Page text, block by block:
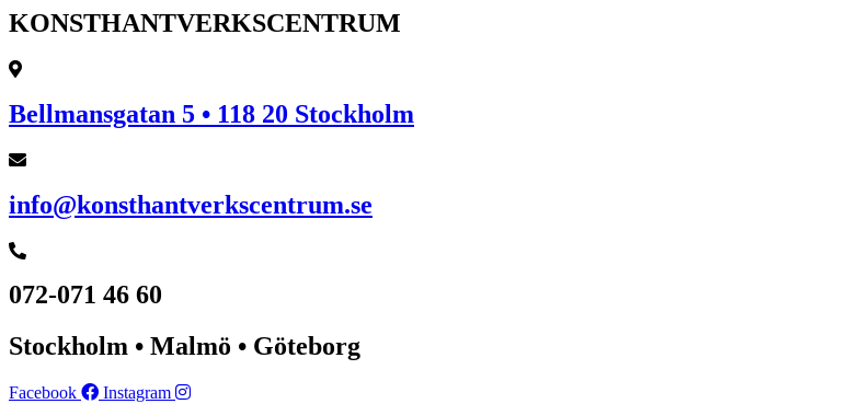
KONSTHANTVERKSCENTRUM
Bellmansgatan 5 • 118 20 Stockholm
info@konsthantverkscentrum.se
072-071 46 60
Stockholm • Malmö • Göteborg
Facebook Instagram